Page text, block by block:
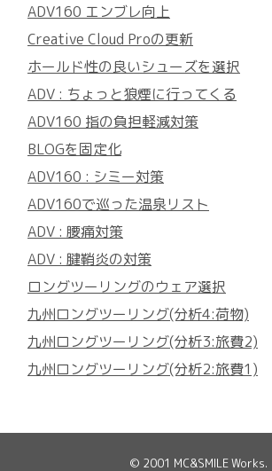
ADV160 エンブレ向上
Creative Cloud Proの更新
ホールド性の良いシューズを選択
ADV : ちょっと狼煙に行ってくる
ADV160 指の負担軽減対策
BLOGを固定化
ADV160 : シミー対策
ADV160で巡った温泉リスト
ADV : 腰痛対策
ADV : 腱鞘炎の対策
ロングツーリングのウェア選択
九州ロングツーリング(分析4:荷物)
九州ロングツーリング(分析3:旅費2)
九州ロングツーリング(分析2:旅費1)
© 2001 MC&SMILE Works.